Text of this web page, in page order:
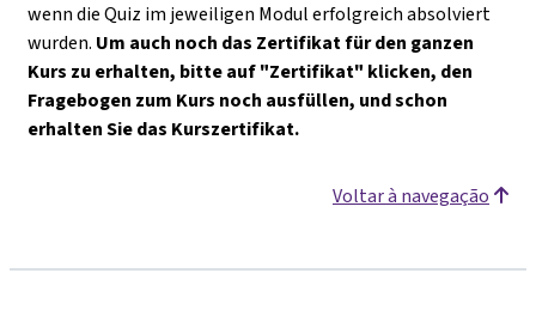
wenn die Quiz im jeweiligen Modul erfolgreich absolviert
wurden. Um auch noch das Zertifikat für den ganzen
Kurs zu erhalten, bitte auf "Zertifikat" klicken, den
Fragebogen zum Kurs noch ausfüllen, und schon
erhalten Sie das Kurszertifikat.
Voltar à navegação